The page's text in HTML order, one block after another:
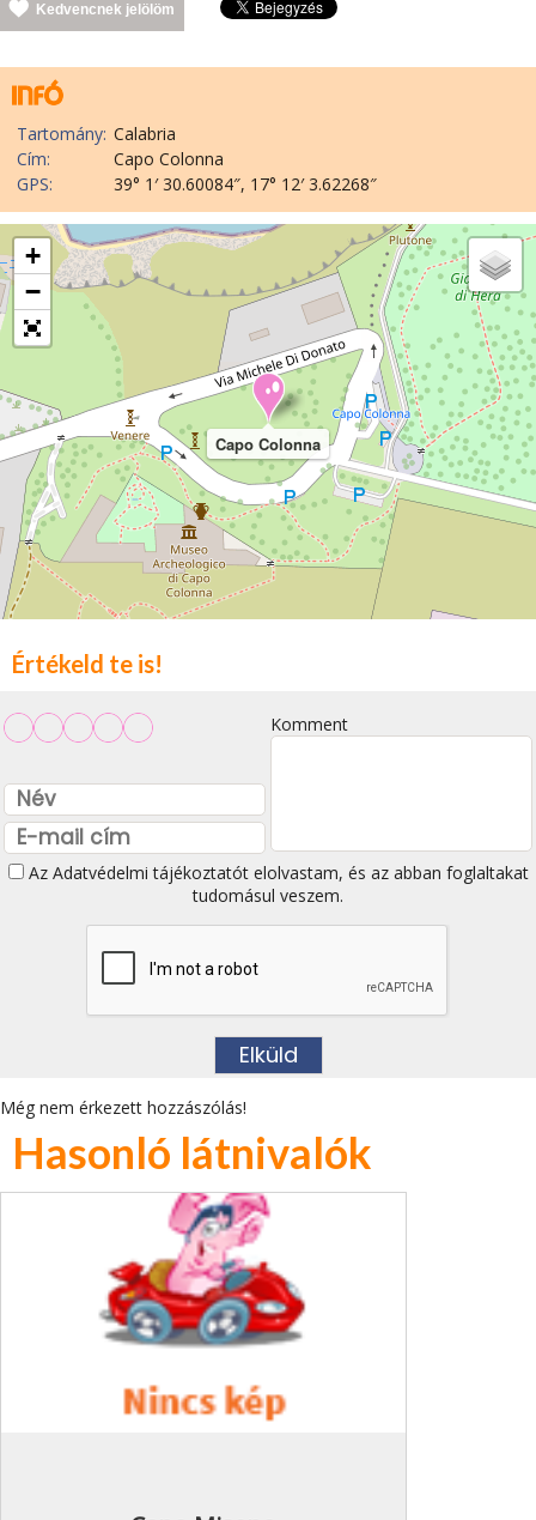
Kedvencnek jelölöm
Tartomány: Calabria
Cím:
Capo Colonna
GPS:
39° 1′ 30.60084″, 17° 12′ 3.62268″
Capo Colonna
+
−
Értékeld te is!
Komment
Az Adatvédelmi tájékoztatótelolvastam, és az abban foglaltakat
tudomásul veszem.
Még nem érkezett hozzászólás!
Hasonló látnivalók